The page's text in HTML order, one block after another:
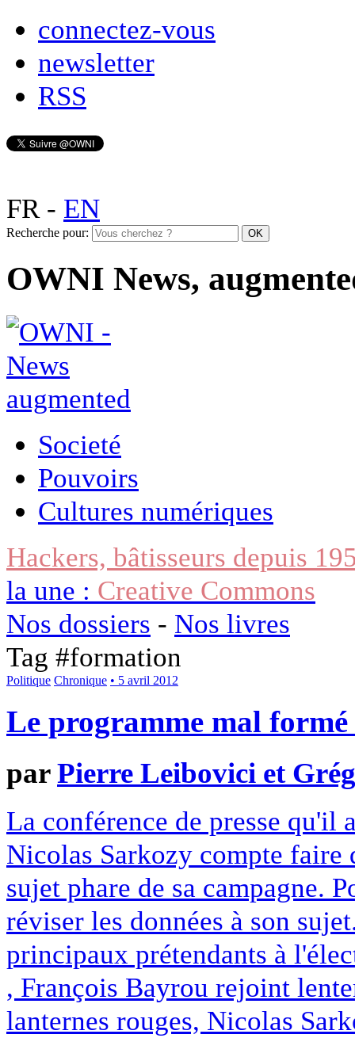
connectez-vous
newsletter
RSS
FR- EN
Recherche pour:
OWNI News,
Societé
Pouvoirs
Cultures numériques
Hackers, bâtisseurs depuis
la une : Creative Commons
Nos dossiers - Nos livres
Tag #formation
Politique Chronique • 5 avril 2012
Le programme mal formé
parPierre Leibovici et
La conférence de presse
Nicolas Sarkozy compte faire
sujet phare de sa campagne.
réviser les données à son
principaux prétendants à
, François Bayrou rejoint
lanternes rouges, Nicolas